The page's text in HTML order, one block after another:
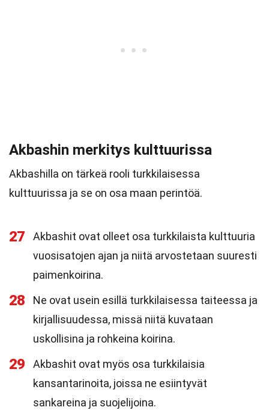
Akbashin merkitys kulttuurissa
Akbashilla on tärkeä rooli turkkilaisessa
kulttuurissa ja se on osa maan perintöä.
27
Akbashit ovat olleet osa turkkilaista kulttuuria
vuosisatojen ajan ja niitä arvostetaan suuresti
paimenkoirina.
28
Ne ovat usein esillä turkkilaisessa taiteessa ja
kirjallisuudessa, missä niitä kuvataan
uskollisina ja rohkeina koirina.
29
Akbashit ovat myös osa turkkilaisia
kansantarinoita, joissa ne esiintyvät
sankareina ja suojelijoina.